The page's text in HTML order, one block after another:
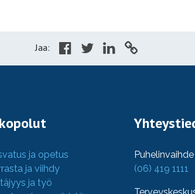
Jaa:
ja opetus
ja viihdy
ja työ
Puhelinvaihde
(06) 419 1111